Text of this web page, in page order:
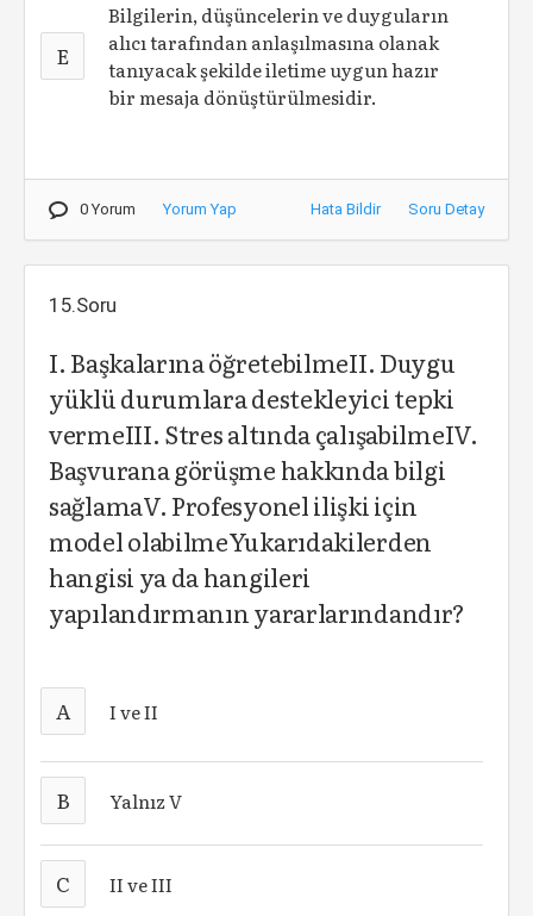
E
Bilgilerin, düşüncelerin ve duyguların
alıcı tarafından anlaşılmasına olanak
tanıyacak şekilde iletime uygun hazır
bir mesaja dönüştürülmesidir.
0 Yorum Yorum Yap Hata Bildir Soru Detay
15.Soru
I. Başkalarına öğretebilmeII. Duygu
yüklü durumlara destekleyici tepki
vermeIII. Stres altında çalışabilmeIV.
Başvurana görüşme hakkında bilgi
sağlamaV. Profesyonel ilişki için
model olabilmeYukarıdakilerden
hangisi ya da hangileri
yapılandırmanın yararlarındandır?
A I ve II
B Yalnız V
C II ve III